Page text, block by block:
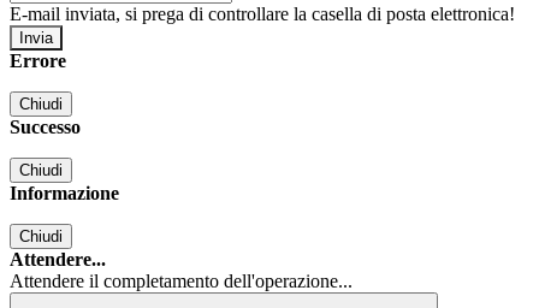
E-mail inviata, si prega di controllare la casella di posta elettronica!
Errore
Chiudi
Successo
Chiudi
Informazione
Chiudi
Attendere...
Attendere il completamento dell'operazione...